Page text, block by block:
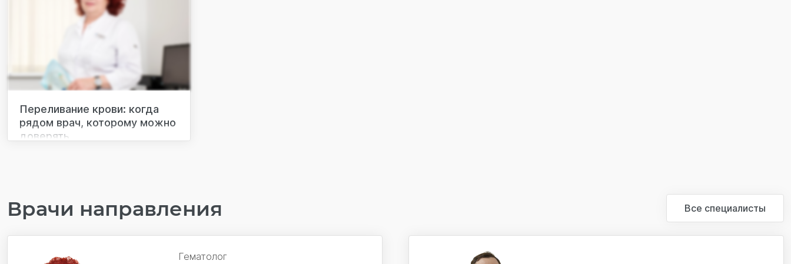
Переливание крови: когда
рядом врач, которому можно
доверять
Врачи направления Все специалисты
Гематолог